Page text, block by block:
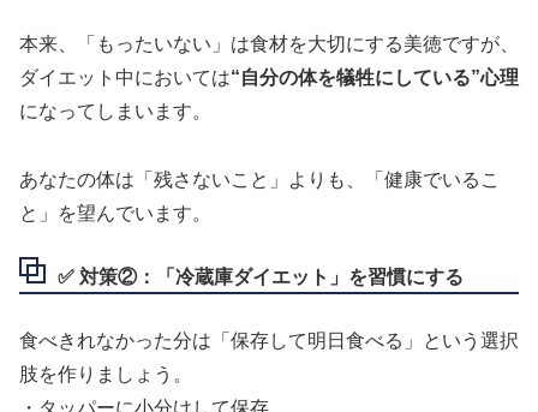
本来、「もったいない」は食材を大切にする美徳ですが、
ダイエット中においては“自分の体を犠牲にしている”心理
になってしまいます。
あなたの体は「残さないこと」よりも、「健康でいるこ
と」を望んでいます。
✅ 対策②：「冷蔵庫ダイエット」を習慣にする
食べきれなかった分は「保存して明日食べる」という選択
肢を作りましょう。